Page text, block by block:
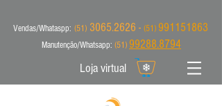
Vendas/Whataspp: (51) 3065.2626 - (51) 991151863
Manutenção/Whatsapp: (51) 99288.8794
Loja virtual